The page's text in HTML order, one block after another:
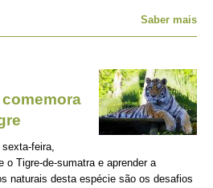
Saber mais
feira,
o Tigre-de-sumatra e aprender a
naturais desta espécie são os desafios